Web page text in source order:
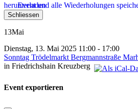
Event und alle Wiederholungen
Schliessen
13Mai
Dienstag, 13. Mai 2025 11:00 - 17:00
Sonntag Trödelmarkt Bergmannstraße
in Friedrichshain Kreuzberg
Event exportieren